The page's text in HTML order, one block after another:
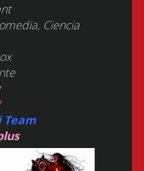
Ciencia
Team